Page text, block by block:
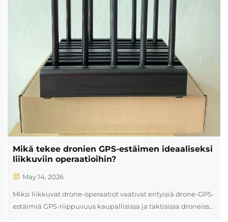
Mikä tekee dronien GPS-estäimen ideaaliseksi
liikkuviin operaatioihin?
May 14, 2026
Miksi liikkuvat drone-operaatiot vaativat erityisiä drone-GPS-
estäimiä GPS-riippuvuus kaupallisissa ja taktisissa droneissa: